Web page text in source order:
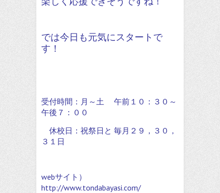
では今日も元気にスタートで
す！
受付時間：月～土 午前１０：３０～
午後７：００
休校日：祝祭日と 毎月２９，３０，
３１日
webサイト）
http://www.tondabayasi.com/